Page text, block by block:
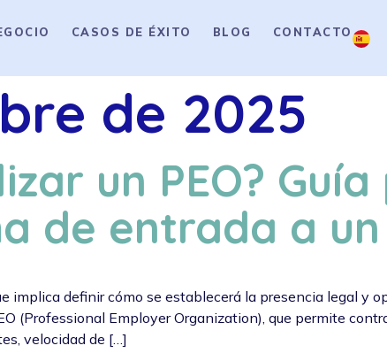
CASOS DE ÉXITO BLOG CONTACTO
de 2025
un PEO?
de entrada a
implica definir cómo se establecerá la presencia legal y
(Professional Employer Organization), que permite
velocidad de […]